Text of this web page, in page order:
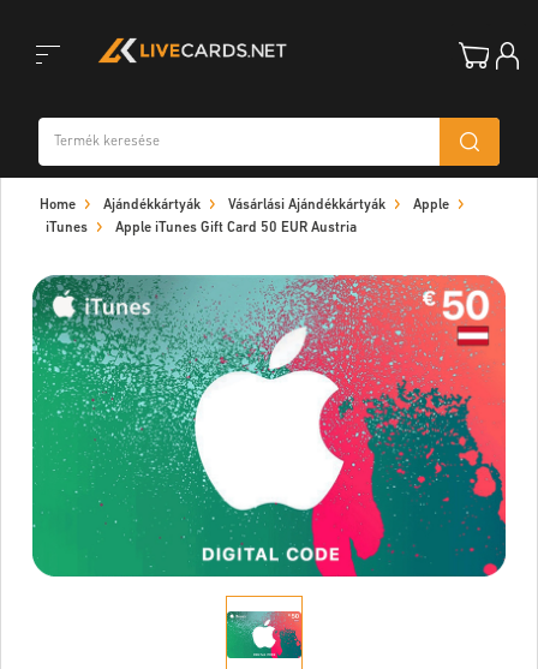
navigation
Home Ajándékkártyák Vásárlási Ajándékkártyák
Apple
iTunes
Apple iTunes Gift Card 50 EUR Austria